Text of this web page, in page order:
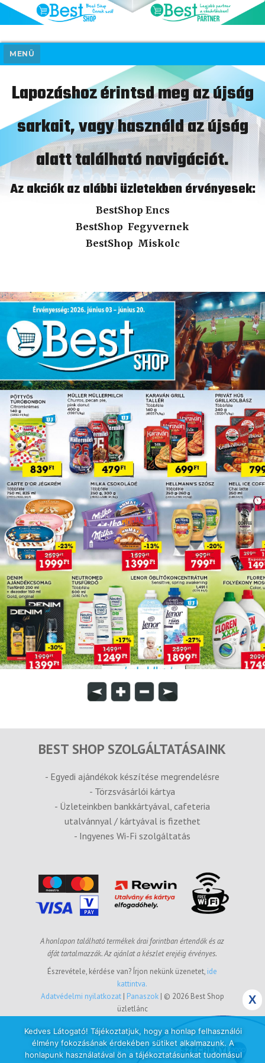
MENÜ
Lapozáshoz érintsd meg az újság
sarkait, vagy használd az újság
alatt található navigációt.
Az akciók az alábbi üzletekben érvényesek:
BestShop Encs
BestShop Fegyvernek
BestShop Miskolc
BEST SHOP SZOLGÁLTATÁSAINK
- Egyedi ajándékok készítése megrendelésre
- Törzsvásárlói kártya
- Üzleteinkben bankkártyával, cafeteria
utalvánnyal / kártyával is fizethet
- Ingyenes Wi-Fi szolgáltatás
A honlapon található termékek árai forintban értendők és az
áfát tartalmazzák. Az ajánlat a készlet erejéig érvényes.
Észrevétele, kérdése van? Írjon nekünk üzenetet, ide
kattintva.
Adatvédelmi nyilatkozat | Panaszok| © 2026 Best Shop
üzletlánc
Üzemeltető: S&S 2001 Kereskedelmi és Szolgáltató Kft.
X
Kedves Látogató! Tájékoztatjuk, hogy a honlap felhasználói
élmény fokozásának érdekében sütiket alkalmazunk. A
honlapunk használatával ön a tájékoztatásunkat tudomásul